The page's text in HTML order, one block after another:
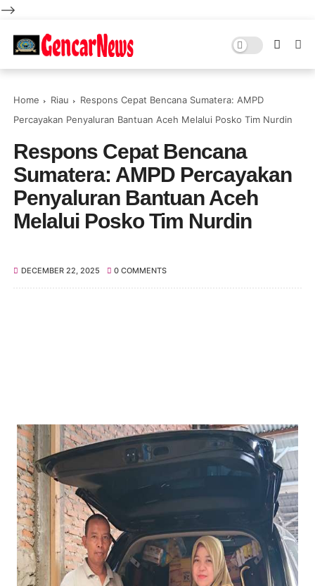
-->
Home Riau
Respons Cepat Bencana Sumatera: AMPD
Percayakan Penyaluran Bantuan Aceh Melalui Posko Tim Nurdin
Respons Cepat Bencana
Sumatera: AMPD Percayakan
Penyaluran Bantuan Aceh
Melalui Posko Tim Nurdin
DECEMBER 22, 2025 0 COMMENTS